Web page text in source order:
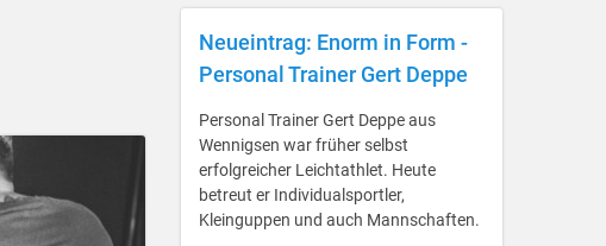
Neueintrag: Enorm in Form -
Personal Trainer Gert Deppe
Personal Trainer Gert Deppe aus
Wennigsen war früher selbst
erfolgreicher Leichtathlet. Heute
betreut er Individualsportler,
Kleinguppen und auch Mannschaften.